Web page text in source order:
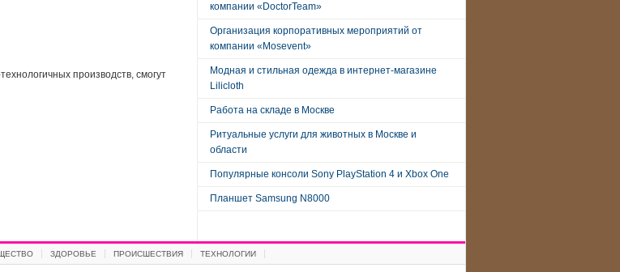
производств, смогут
компании «DoctorTeam»
Организация корпоративных мероприятий от
компании «Mosevent»
Модная и стильная одежда в интернет-магазине
Lilicloth
Работа на складе в Москве
Ритуальные услуги для животных в Москве и
области
Популярные консоли Sony PlayStation 4 и Xbox One
Планшет Samsung N8000
ЗДОРОВЬЕ ПРОИСШЕСТВИЯ ТЕХНОЛОГИИ